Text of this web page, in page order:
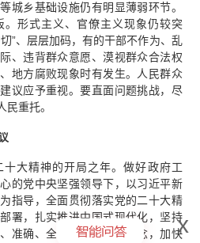
城乡基础设施仍有明显薄弱环节。
形式主义、官僚主义现象仍较突
”、层层加码，有的干部不作为、乱
、违背群众意愿、漠视群众合法权
地方腐败现象时有发生。人民群众
议应予重视。要直面问题挑战，尽
重托。
大精神的开局之年。做好政府工
的党中央坚强领导下，以习近平新
指导，全面贯彻落实党的二十大精
署，扎实推进中国式现代化，坚持
准确、全面贯彻新发展理念，加快x